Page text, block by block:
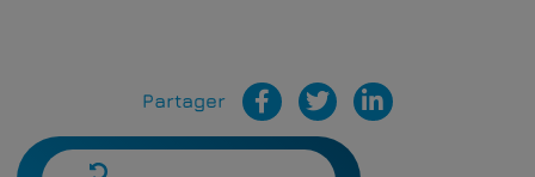
Partager